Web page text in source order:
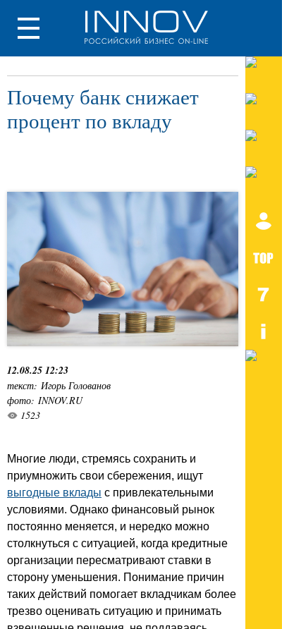
Почему банк снижает
процент по вкладу
12.08.25 12:23
текст: Игорь Голованов
фото: INNOV.RU
1523
Многие люди, стремясь сохранить и
приумножить свои сбережения, ищут
выгодные вклады с привлекательными
условиями. Однако финансовый рынок
постоянно меняется, и нередко можно
столкнуться с ситуацией, когда кредитные
организации пересматривают ставки в
сторону уменьшения. Понимание причин
таких действий помогает вкладчикам более
трезво оценивать ситуацию и принимать